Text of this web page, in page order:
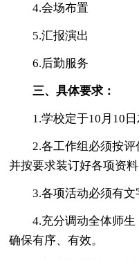
4.会场布置
5.汇报演出
6.后勤服务
三、具体要求：
1.学校定于10月10日
2.各工作组必须按评
并按要求装订好各项资料
3.各项活动必须有文
4.充分调动全体师生
确保有序、有效。